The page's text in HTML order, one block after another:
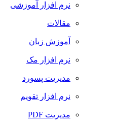
نرم افزار آموزشی
مقالات
آموزش زبان
نرم افزار مک
مدیریت پسورد
نرم افزار تقویم
مدیریت PDF